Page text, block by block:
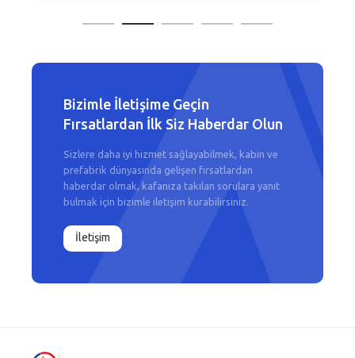
Bizimle İletişime Geçin
Fırsatlardan İlk Siz Haberdar Olun
Sizlere daha iyi hizmet sağlayabilmek, kabin ve
prefabrik dünyasında gelişen fırsatlardan
haberdar olmak, kafanıza takılan sorulara yanıt
bulmak için bizimle iletişim kurabilirsiniz.
İletişim